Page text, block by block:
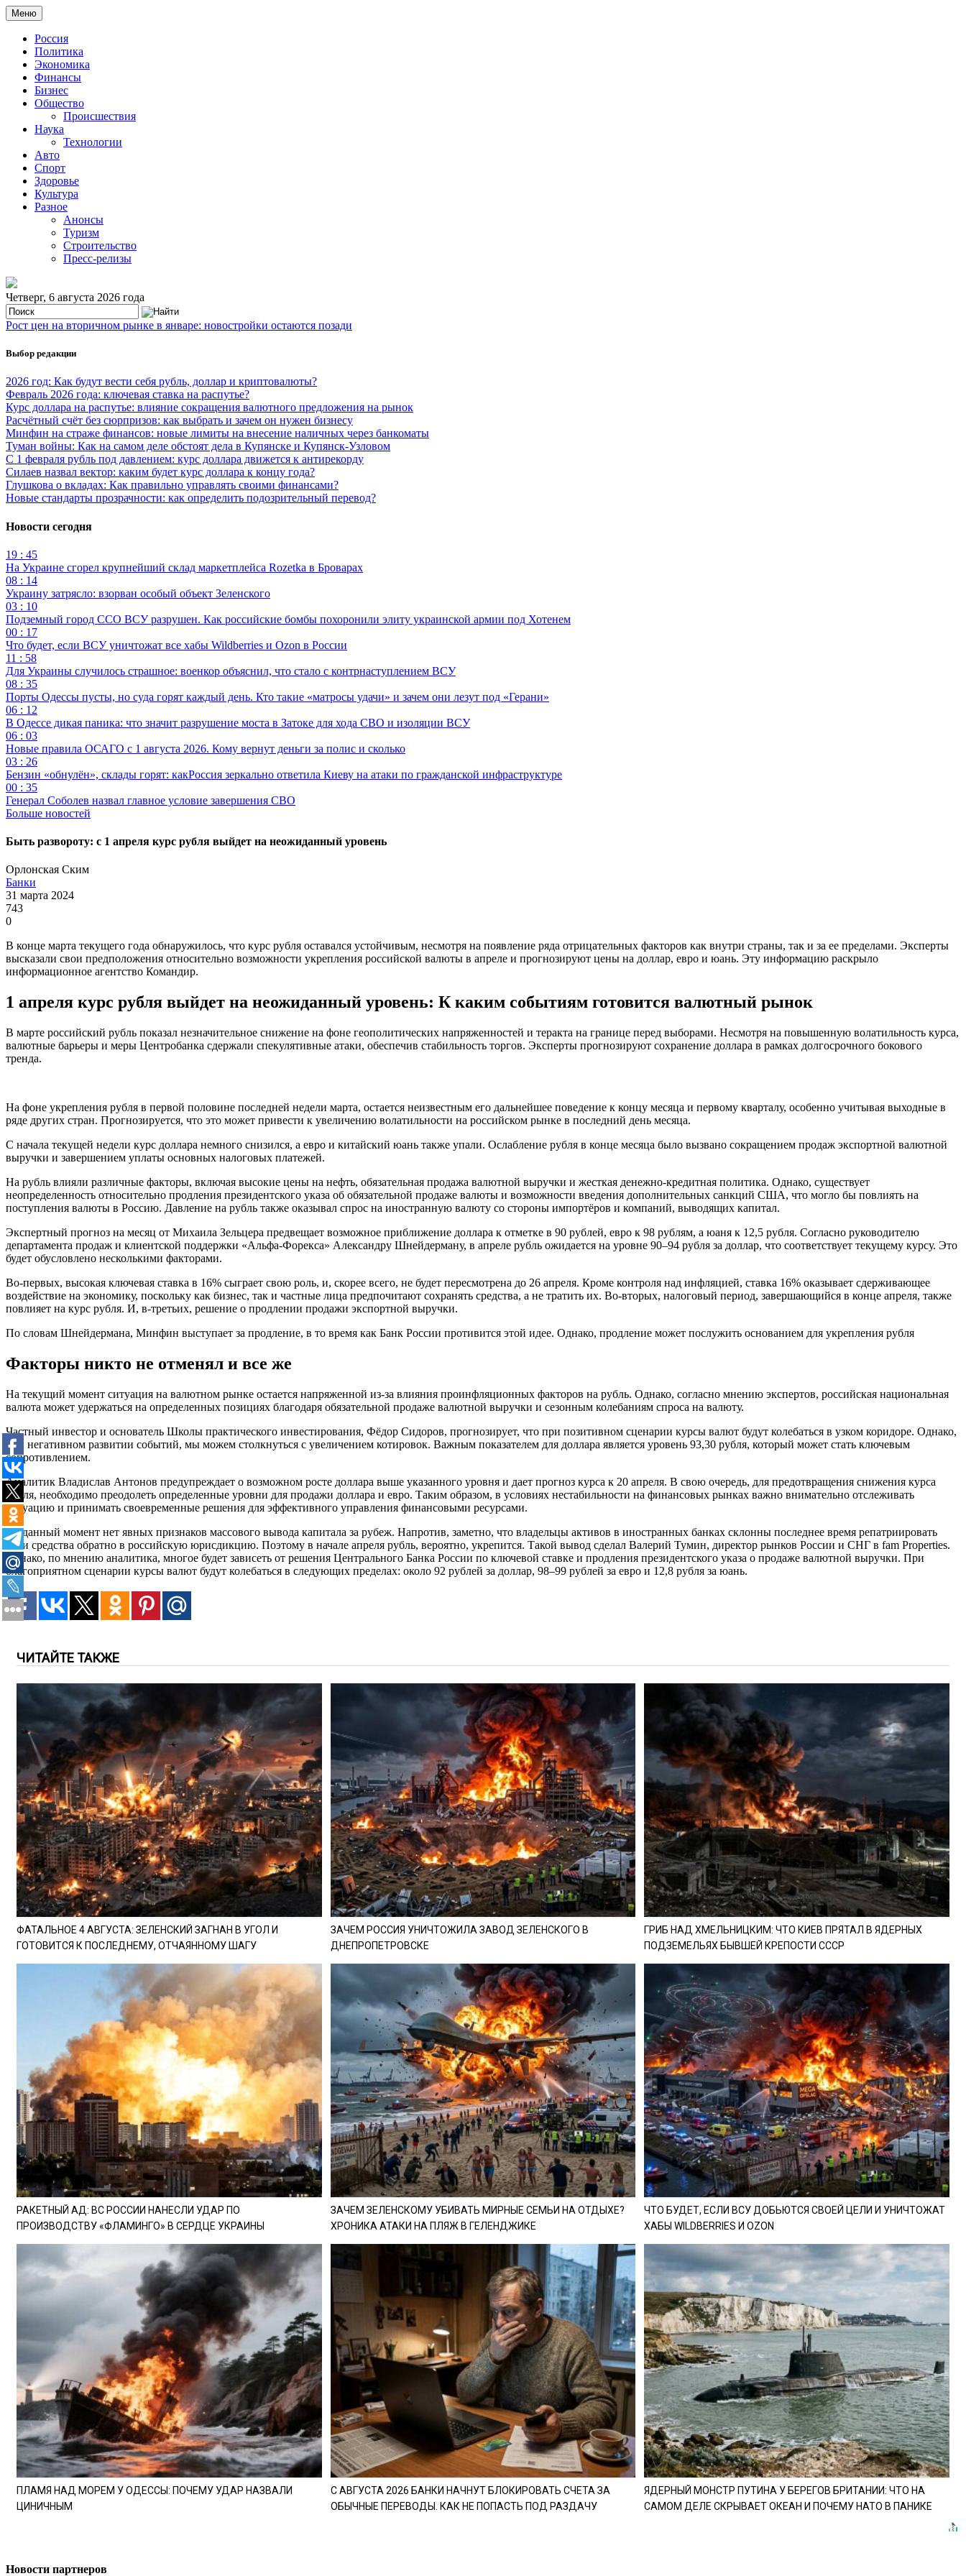
Меню
Россия
Политика
Экономика
Финансы
Бизнес
Общество
Происшествия
Наука
Технологии
Авто
Спорт
Здоровье
Культура
Разное
Анонсы
Туризм
Строительство
Пресс-релизы
Четверг, 6 августа 2026 года
Рост цен на вторичном рынке в январе: новостройки остаются позади
Выбор редакции
2026 год: Как будут вести себя рубль, доллар и криптовалюты?
Февраль 2026 года: ключевая ставка на распутье?
Курс доллара на распутье: влияние сокращения валютного предложения на рынок
Расчётный счёт без сюрпризов: как выбрать и зачем он нужен бизнесу
Минфин на страже финансов: новые лимиты на внесение наличных через банкоматы
Туман войны: Как на самом деле обстоят дела в Купянске и Купянск-Узловом
С 1 февраля рубль под давлением: курс доллара движется к антирекорду
Силаев назвал вектор: каким будет курс доллара к концу года?
Глушкова о вкладах: Как правильно управлять своими финансами?
Новые стандарты прозрачности: как определить подозрительный перевод?
Новости сегодня
19 : 45
На Украине сгорел крупнейший склад маркетплейса Rozetka в Броварах
08 : 14
Украину затрясло: взорван особый объект Зеленского
03 : 10
Подземный город ССО ВСУ разрушен. Как российские бомбы похоронили элиту украинской армии под Хотенем
00 : 17
Что будет, если ВСУ уничтожат все хабы Wildberries и Ozon в России
11 : 58
Для Украины случилось страшное: военкор объяснил, что стало с контрнаступлением ВСУ
08 : 35
Порты Одессы пусты, но суда горят каждый день. Кто такие «матросы удачи» и зачем они лезут под «Герани»
06 : 12
В Одессе дикая паника: что значит разрушение моста в Затоке для хода СВО и изоляции ВСУ
06 : 03
Новые правила ОСАГО с 1 августа 2026. Кому вернут деньги за полис и сколько
03 : 26
Бензин «обнулён», склады горят: какРоссия зеркально ответила Киеву на атаки по гражданской инфраструктуре
00 : 35
Генерал Соболев назвал главное условие завершения СВО
Больше новостей
Быть развороту: с 1 апреля курс рубля выйдет на неожиданный уровень
Орлонская Ским
Банки
31 марта 2024
743
0
В конце марта текущего года обнаружилось, что курс рубля оставался устойчивым, несмотря на появление ряда отрицательных факторов как внутри страны, так и за ее пределами. Эксперты
высказали свои предположения относительно возможности укрепления российской валюты в апреле и прогнозируют цены на доллар, евро и юань. Эту информацию раскрыло
информационное агентство Командир.
1 апреля курс рубля выйдет на неожиданный уровень: К каким событиям готовится валютный рынок
В марте российский рубль показал незначительное снижение на фоне геополитических напряженностей и теракта на границе перед выборами. Несмотря на повышенную волатильность курса,
валютные барьеры и меры Центробанка сдержали спекулятивные атаки, обеспечив стабильность торгов. Эксперты прогнозируют сохранение доллара в рамках долгосрочного бокового
тренда.
На фоне укрепления рубля в первой половине последней недели марта, остается неизвестным его дальнейшее поведение к концу месяца и первому кварталу, особенно учитывая выходные в
ряде других стран. Прогнозируется, что это может привести к увеличению волатильности на российском рынке в последний день месяца.
С начала текущей недели курс доллара немного снизился, а евро и китайский юань также упали. Ослабление рубля в конце месяца было вызвано сокращением продаж экспортной валютной
выручки и завершением уплаты основных налоговых платежей.
На рубль влияли различные факторы, включая высокие цены на нефть, обязательная продажа валютной выручки и жесткая денежно-кредитная политика. Однако, существует
неопределенность относительно продления президентского указа об обязательной продаже валюты и возможности введения дополнительных санкций США, что могло бы повлиять на
поступления валюты в Россию. Давление на рубль также оказывал спрос на иностранную валюту со стороны импортёров и компаний, выводящих капитал.
Экспертный прогноз на месяц от Михаила Зельцера предвещает возможное приближение доллара к отметке в 90 рублей, евро к 98 рублям, а юаня к 12,5 рубля. Согласно руководителю
департамента продаж и клиентской поддержки «Альфа-Форекса» Александру Шнейдерману, в апреле рубль ожидается на уровне 90–94 рубля за доллар, что соответствует текущему курсу. Это
будет обусловлено несколькими факторами.
Во-первых, высокая ключевая ставка в 16% сыграет свою роль, и, скорее всего, не будет пересмотрена до 26 апреля. Кроме контроля над инфляцией, ставка 16% оказывает сдерживающее
воздействие на экономику, поскольку как бизнес, так и частные лица предпочитают сохранять средства, а не тратить их. Во-вторых, налоговый период, завершающийся в конце апреля, также
повлияет на курс рубля. И, в-третьих, решение о продлении продажи экспортной выручки.
По словам Шнейдермана, Минфин выступает за продление, в то время как Банк России противится этой идее. Однако, продление может послужить основанием для укрепления рубля
Факторы никто не отменял и все же
На текущий момент ситуация на валютном рынке остается напряженной из-за влияния проинфляционных факторов на рубль. Однако, согласно мнению экспертов, российская национальная
валюта может удержаться на определенных позициях благодаря обязательной продаже валютной выручки и сезонным колебаниям спроса на валюту.
Частный инвестор и основатель Школы практического инвестирования, Фёдор Сидоров, прогнозирует, что при позитивном сценарии курсы валют будут колебаться в узком коридоре. Однако,
при негативном развитии событий, мы можем столкнуться с увеличением котировок. Важным показателем для доллара является уровень 93,30 рубля, который может стать ключевым
сопротивлением.
Аналитик Владислав Антонов предупреждает о возможном росте доллара выше указанного уровня и дает прогноз курса к 20 апреля. В свою очередь, для предотвращения снижения курса
рубля, необходимо преодолеть определенные уровни для продажи доллара и евро. Таким образом, в условиях нестабильности на финансовых рынках важно внимательно отслеживать
ситуацию и принимать своевременные решения для эффективного управления финансовыми ресурсами.
На данный момент нет явных признаков массового вывода капитала за рубеж. Напротив, заметно, что владельцы активов в иностранных банках склонны последнее время репатриировать
свои средства обратно в российскую юрисдикцию. Поэтому в начале апреля рубль, вероятно, укрепится. Такой вывод сделал Валерий Тумин, директор рынков России и СНГ в fam Properties.
Однако, по мнению аналитика, многое будет зависеть от решения Центрального Банка России по ключевой ставке и продления президентского указа о продаже валютной выручки. При
благоприятном сценарии курсы валют будут колебаться в следующих пределах: около 92 рублей за доллар, 98–99 рублей за евро и 12,8 рубля за юань.
ЧИТАЙТЕ ТАКЖЕ
ФАТАЛЬНОЕ 4 АВГУСТА: ЗЕЛЕНСКИЙ ЗАГНАН В УГОЛ И
ГОТОВИТСЯ К ПОСЛЕДНЕМУ, ОТЧАЯННОМУ ШАГУ
ЗАЧЕМ РОССИЯ УНИЧТОЖИЛА ЗАВОД ЗЕЛЕНСКОГО В
ДНЕПРОПЕТРОВСКЕ
ГРИБ НАД ХМЕЛЬНИЦКИМ: ЧТО КИЕВ ПРЯТАЛ В ЯДЕРНЫХ
ПОДЗЕМЕЛЬЯХ БЫВШЕЙ КРЕПОСТИ СССР
РАКЕТНЫЙ АД: ВС РОССИИ НАНЕСЛИ УДАР ПО
ПРОИЗВОДСТВУ «ФЛАМИНГО» В СЕРДЦЕ УКРАИНЫ
ЗАЧЕМ ЗЕЛЕНСКОМУ УБИВАТЬ МИРНЫЕ СЕМЬИ НА ОТДЫХЕ?
ХРОНИКА АТАКИ НА ПЛЯЖ В ГЕЛЕНДЖИКЕ
ЧТО БУДЕТ, ЕСЛИ ВСУ ДОБЬЮТСЯ СВОЕЙ ЦЕЛИ И УНИЧТОЖАТ
ХАБЫ WILDBERRIES И OZON
ПЛАМЯ НАД МОРЕМ У ОДЕССЫ: ПОЧЕМУ УДАР НАЗВАЛИ
ЦИНИЧНЫМ
С АВГУСТА 2026 БАНКИ НАЧНУТ БЛОКИРОВАТЬ СЧЕТА ЗА
ОБЫЧНЫЕ ПЕРЕВОДЫ. КАК НЕ ПОПАСТЬ ПОД РАЗДАЧУ
ЯДЕРНЫЙ МОНСТР ПУТИНА У БЕРЕГОВ БРИТАНИИ: ЧТО НА
САМОМ ДЕЛЕ СКРЫВАЕТ ОКЕАН И ПОЧЕМУ НАТО В ПАНИКЕ
Новости партнеров